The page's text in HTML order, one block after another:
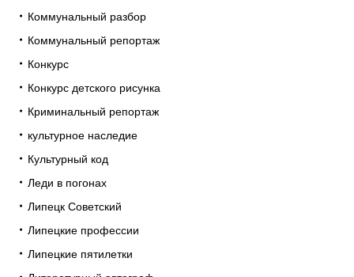
Коммунальный разбор
Коммунальный репортаж
Конкурс
Конкурс детского рисунка
Криминальный репортаж
культурное наследие
Культурный код
Леди в погонах
Липецк Советский
Липецкие профессии
Липецкие пятилетки